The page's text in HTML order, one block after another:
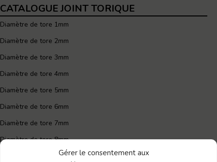
Gérer le consentement aux
CATALOGUE JOINT TORIQUE
Diamètre de tore 5mm
Diamètre de tore 6mm
Diamètre de tore 7mm
Diamètre de tore 8mm
Diamètre de tore 1mm
Diamètre de tore 2mm
Diamètre de tore 3mm
Diamètre de tore 4mm